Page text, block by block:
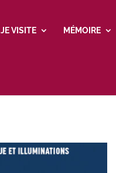
JE VISITE MÉMOIRE